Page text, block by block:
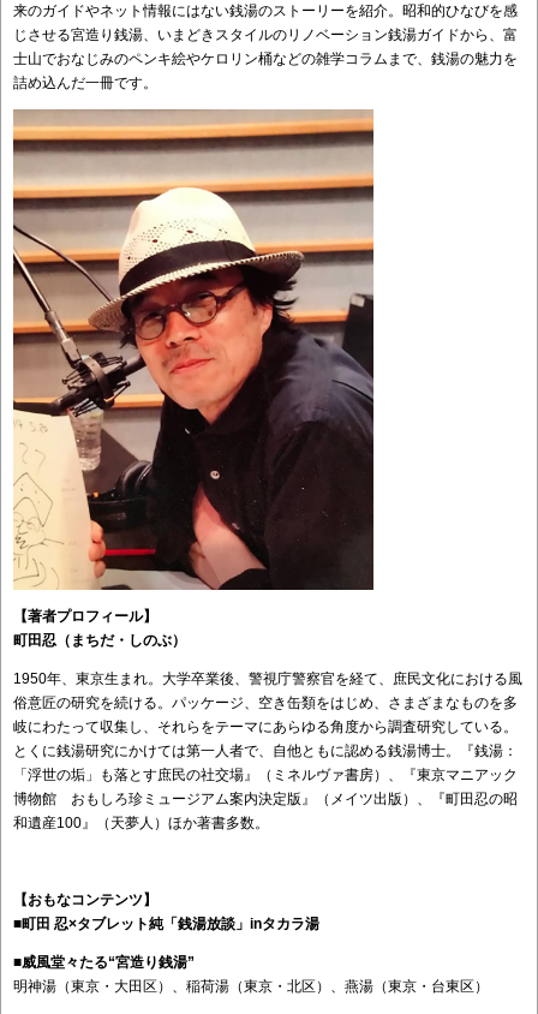
来のガイドやネット情報にはない銭湯のストーリーを紹介。昭和的ひなびを感
じさせる宮造り銭湯、いまどきスタイルのリノベーション銭湯ガイドから、富
士山でおなじみのペンキ絵やケロリン桶などの雑学コラムまで、銭湯の魅力を
詰め込んだ一冊です。
【著者プロフィール】
町田忍（まちだ・しのぶ）
1950年、東京生まれ。大学卒業後、警視庁警察官を経て、庶民文化における風
俗意匠の研究を続ける。パッケージ、空き缶類をはじめ、さまざまなものを多
岐にわたって収集し、それらをテーマにあらゆる角度から調査研究している。
とくに銭湯研究にかけては第一人者で、自他ともに認める銭湯博士。『銭湯：
「浮世の垢」も落とす庶民の社交場』（ミネルヴァ書房）、『東京マニアック
博物館 おもしろ珍ミュージアム案内決定版』（メイツ出版）、『町田忍の昭
和遺産100』（天夢人）ほか著書多数。
【おもなコンテンツ】
■町田 忍×タブレット純「銭湯放談」inタカラ湯
■威風堂々たる“宮造り銭湯”
明神湯（東京・大田区）、稲荷湯（東京・北区）、燕湯（東京・台東区）